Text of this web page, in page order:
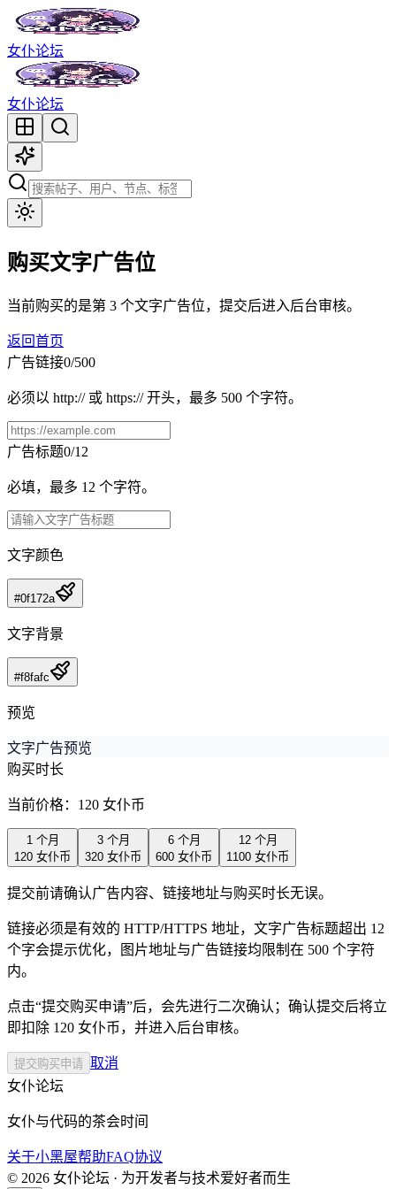
女仆论坛
女仆论坛
购买文字广告位
当前购买的是第 3 个文字广告位，提交后进入后台审核。
返回首页
广告链接0/500
必须以 http:// 或 https:// 开头，最多 500 个字符。
广告标题0/12
必填，最多 12 个字符。
文字颜色
#0f172a
文字背景
#f8fafc
预览
文字广告预览
购买时长
当前价格：120 女仆币
1 个月
120 女仆币
3 个月
320 女仆币
6 个月
600 女仆币
12 个月
1100 女仆币
提交前请确认广告内容、链接地址与购买时长无误。
链接必须是有效的 HTTP/HTTPS 地址，文字广告标题超出 12
个字会提示优化，图片地址与广告链接均限制在 500 个字符
内。
点击“提交购买申请”后，会先进行二次确认；确认提交后将立
即扣除 120 女仆币 ，并进入后台审核。
提交购买申请 取消
女仆论坛
女仆与代码的茶会时间
关于小黑屋帮助FAQ协议
© 2026 女仆论坛 · 为开发者与技术爱好者而生